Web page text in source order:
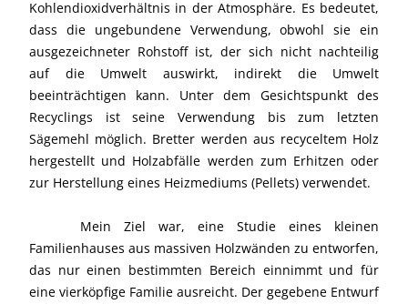
Kohlendioxidverhältnis in der Atmosphäre. Es bedeutet,
dass die ungebundene Verwendung, obwohl sie ein
ausgezeichneter Rohstoff ist, der sich nicht nachteilig
auf die Umwelt auswirkt, indirekt die Umwelt
beeinträchtigen kann. Unter dem Gesichtspunkt des
Recyclings ist seine Verwendung bis zum letzten
Sägemehl möglich. Bretter werden aus recyceltem Holz
hergestellt und Holzabfälle werden zum Erhitzen oder
zur Herstellung eines Heizmediums (Pellets) verwendet.
Mein Ziel war, eine Studie eines kleinen
Familienhauses aus massiven Holzwänden zu entworfen,
das nur einen bestimmten Bereich einnimmt und für
eine vierköpfige Familie ausreicht. Der gegebene Entwurf